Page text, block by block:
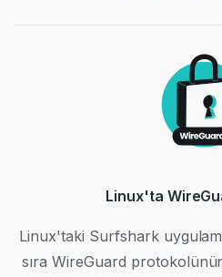
Linux'ta
Linux'taki Surfshark
sıra WireGuard